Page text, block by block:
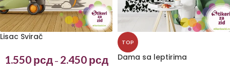
Lisac Svirač
1.550 рсд – 2.450 рсд
TOP
Dama sa leptirima